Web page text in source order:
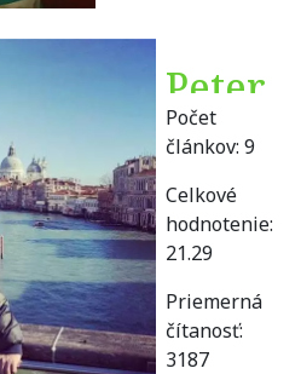
Peter
Cavar
Počet
článkov:9
Celkové
hodnotenie:
21.29
Priemerná
čítanosť:
3187